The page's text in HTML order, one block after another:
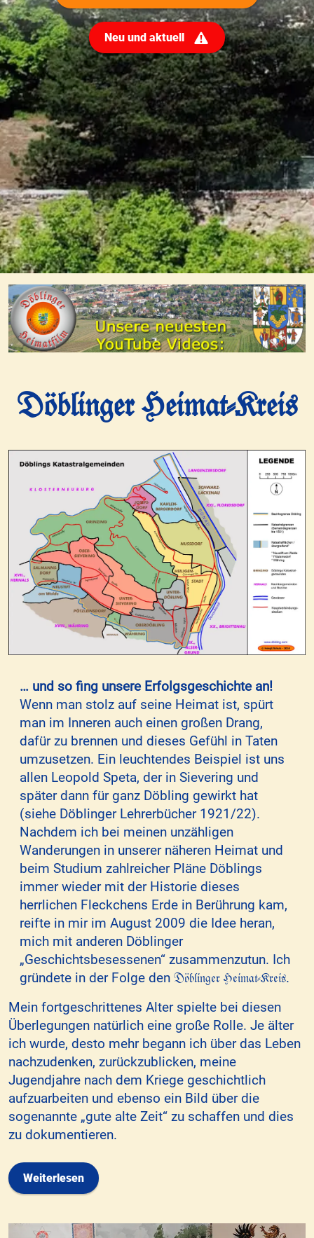
Neu und aktuell
Döblinger Heimat-Kreis
… und so fing unsere Erfolgsgeschichte an!
Wenn man stolz auf seine Heimat ist, spürt
man im Inneren auch einen großen Drang,
dafür zu brennen und dieses Gefühl in Taten
umzusetzen. Ein leuchtendes Beispiel ist uns
allen Leopold Speta, der in Sievering und
später dann für ganz Döbling gewirkt hat
(siehe Döblinger Lehrerbücher 1921/22).
Nachdem ich bei meinen unzähligen
Wanderungen in unserer näheren Heimat und
beim Studium zahlreicher Pläne Döblings
immer wieder mit der Historie dieses
herrlichen Fleckchens Erde in Berührung kam,
reifte in mir im August 2009 die Idee heran,
mich mit anderen Döblinger
„Geschichtsbesessenen“ zusammenzutun. Ich
gründete in der Folge den Döblinger Heimat-Kreis.
Mein fortgeschrittenes Alter spielte bei diesen
Überlegungen natürlich eine große Rolle. Je älter
ich wurde, desto mehr begann ich über das Leben
nachzudenken, zurückzublicken, meine
Jugendjahre nach dem Kriege geschichtlich
aufzuarbeiten und ebenso ein Bild über die
sogenannte „gute alte Zeit“ zu schaffen und dies
zu dokumentieren.
Weiterlesen